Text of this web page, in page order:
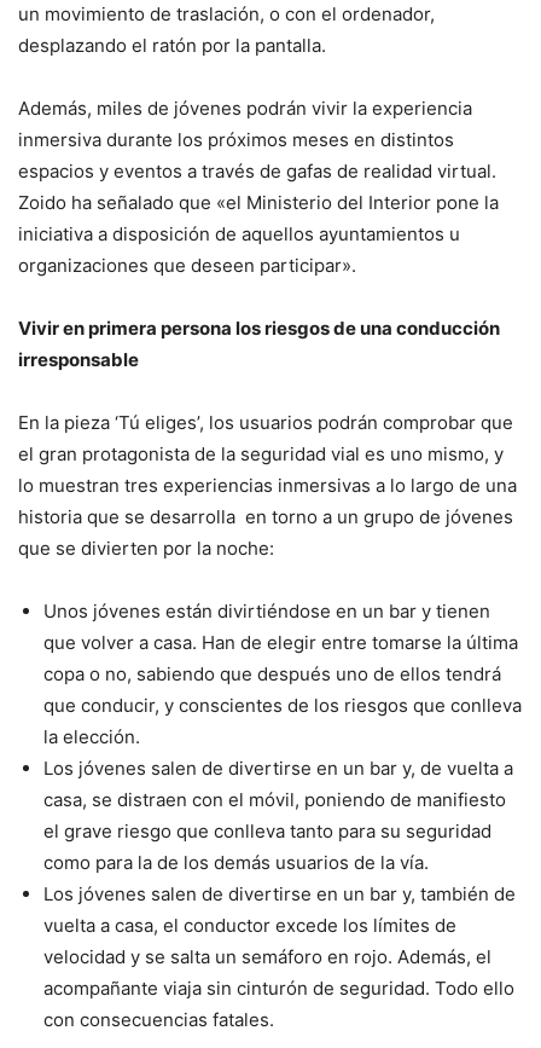
un movimiento de traslación, o con el ordenador,
desplazando el ratón por la pantalla.
Además, miles de jóvenes podrán vivir la experiencia
inmersiva durante los próximos meses en distintos
espacios y eventos a través de gafas de realidad virtual.
Zoido ha señalado que «el Ministerio del Interior pone la
iniciativa a disposición de aquellos ayuntamientos u
organizaciones que deseen participar».
Vivir en primera persona los riesgos de una conducción
irresponsable
En la pieza ‘Tú eliges’, los usuarios podrán comprobar que
el gran protagonista de la seguridad vial es uno mismo, y
lo muestran tres experiencias inmersivas a lo largo de una
historia que se desarrolla en torno a un grupo de jóvenes
que se divierten por la noche:
Unos jóvenes están divirtiéndose en un bar y tienen
que volver a casa. Han de elegir entre tomarse la última
copa o no, sabiendo que después uno de ellos tendrá
que conducir, y conscientes de los riesgos que conlleva
la elección.
Los jóvenes salen de divertirse en un bar y, de vuelta a
casa, se distraen con el móvil, poniendo de manifiesto
el grave riesgo que conlleva tanto para su seguridad
como para la de los demás usuarios de la vía.
Los jóvenes salen de divertirse en un bar y, también de
vuelta a casa, el conductor excede los límites de
velocidad y se salta un semáforo en rojo. Además, el
acompañante viaja sin cinturón de seguridad. Todo ello
con consecuencias fatales.